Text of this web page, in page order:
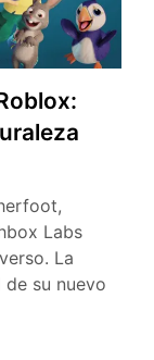
Labs
La
su nuevo